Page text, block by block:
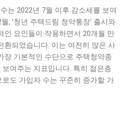
는 2022년 7월 이후 감소세를 보여
, '청년 주택드림 청약통장' 출시와
인 요인들이 작용하면서 20개월 만
환되었습니다. 이는 여전히 많은 사
장 기본적인 수단으로 주택청약종
여주는 지표입니다. 특히 젊은층
도 가입자 수는 꾸준히 증가할 가